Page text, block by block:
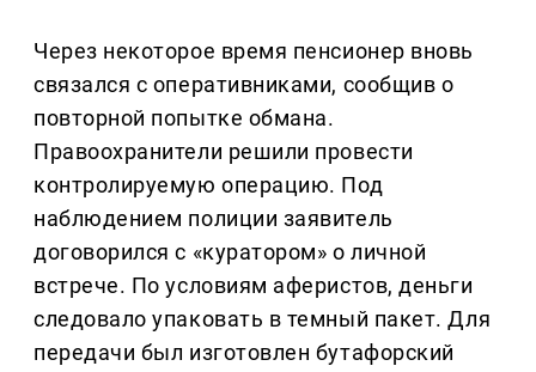
Через некоторое время пенсионер вновь
связался с оперативниками, сообщив о
повторной попытке обмана.
Правоохранители решили провести
контролируемую операцию. Под
наблюдением полиции заявитель
договорился с «куратором» о личной
встрече. По условиям аферистов, деньги
следовало упаковать в темный пакет. Для
передачи был изготовлен бутафорский